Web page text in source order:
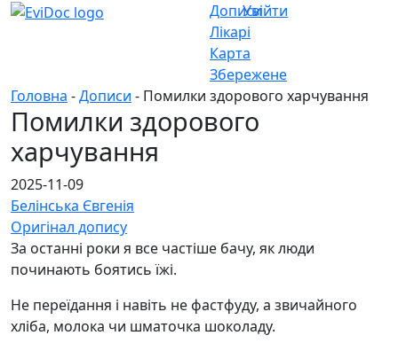
Дописи
Лікарі
Карта
Збережене
Увійти
Головна -Дописи - Помилки здорового харчування
Помилки здорового
харчування
2025-11-09
Белінська Євгенія
Оригінал допису
За останні роки я все частіше бачу, як люди
починають боятись їжі.
Не переїдання і навіть не фастфуду, а звичайного
хліба, молока чи шматочка шоколаду.